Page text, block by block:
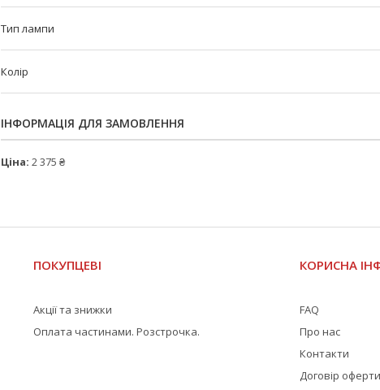
Тип лампи
Колір
ІНФОРМАЦІЯ ДЛЯ ЗАМОВЛЕННЯ
Ціна: 2 375 ₴
ПОКУПЦЕВІ
Акції та знижки
Оплата частинами. Розстрочка.
КОРИСНА
FAQ
Про нас
Контакти
Договір оферти